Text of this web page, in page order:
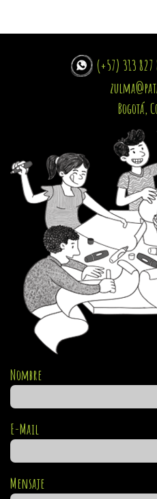
(+57) 313 827
Bogotá,
Nombre
E-Mail
Mensaje